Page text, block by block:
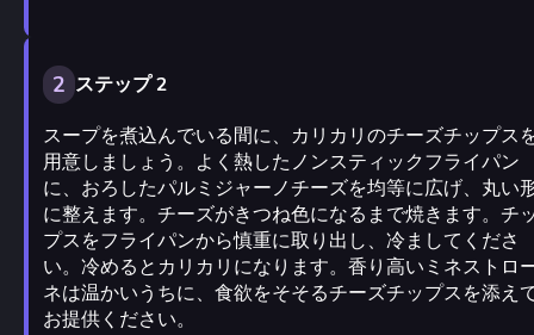
2 ステップ 2
スープを煮込んでいる間に、カリカリのチーズチップス
用意しましょう。よく熱したノンスティックフライパン
に、おろしたパルミジャーノチーズを均等に広げ、丸い
に整えます。チーズがきつね色になるまで焼きます。チ
プスをフライパンから慎重に取り出し、冷ましてくださ
い。冷めるとカリカリになります。香り高いミネストロ
ネは温かいうちに、食欲をそそるチーズチップスを添え
お提供ください。